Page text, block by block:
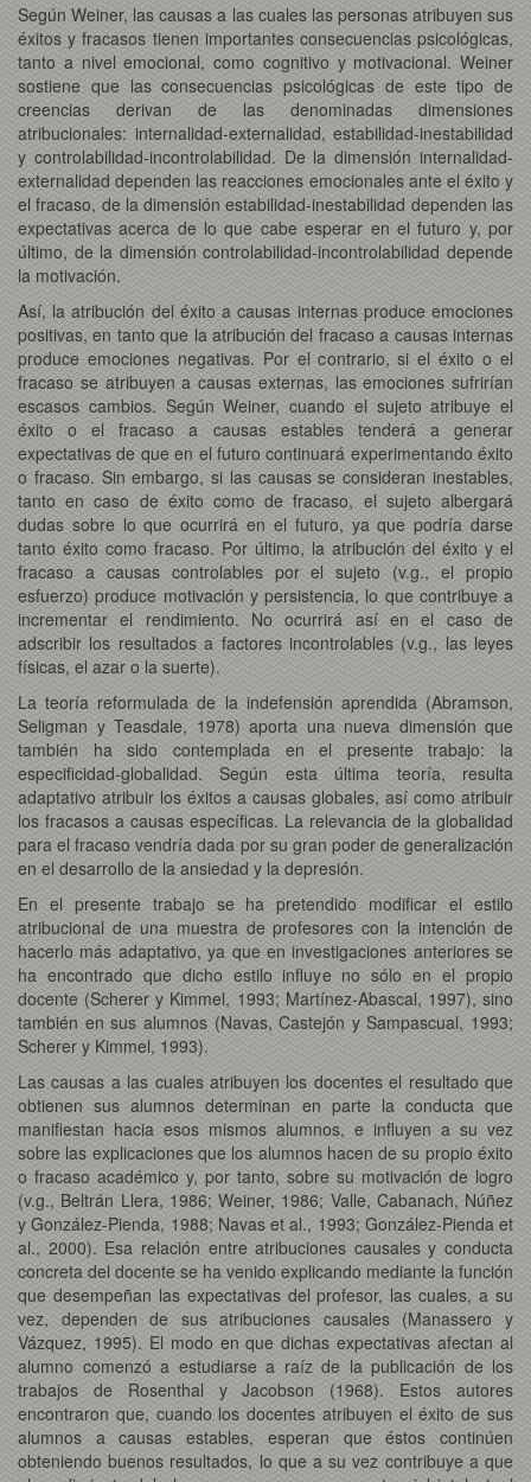
Según Weiner, las causas a las cuales las personas atribuyen sus
éxitos y fracasos tienen importantes consecuencias psicológicas,
tanto a nivel emocional, como cognitivo y motivacional. Weiner
sostiene que las consecuencias psicológicas de este tipo de
creencias derivan de las denominadas dimensiones
atribucionales: internalidad-externalidad, estabilidad-inestabilidad
y controlabilidad-incontrolabilidad. De la dimensión internalidad-
externalidad dependen las reacciones emocionales ante el éxito y
el fracaso, de la dimensión estabilidad-inestabilidad dependen las
expectativas acerca de lo que cabe esperar en el futuro y, por
último, de la dimensión controlabilidad-incontrolabilidad depende
la motivación.
Así, la atribución del éxito a causas internas produce emociones
positivas, en tanto que la atribución del fracaso a causas internas
produce emociones negativas. Por el contrario, si el éxito o el
fracaso se atribuyen a causas externas, las emociones sufrirían
escasos cambios. Según Weiner, cuando el sujeto atribuye el
éxito o el fracaso a causas estables tenderá a generar
expectativas de que en el futuro continuará experimentando éxito
o fracaso. Sin embargo, si las causas se consideran inestables,
tanto en caso de éxito como de fracaso, el sujeto albergará
dudas sobre lo que ocurrirá en el futuro, ya que podría darse
tanto éxito como fracaso. Por último, la atribución del éxito y el
fracaso a causas controlables por el sujeto (v.g., el propio
esfuerzo) produce motivación y persistencia, lo que contribuye a
incrementar el rendimiento. No ocurrirá así en el caso de
adscribir los resultados a factores incontrolables (v.g., las leyes
físicas, el azar o la suerte).
La teoría reformulada de la indefensión aprendida (Abramson,
Seligman y Teasdale, 1978) aporta una nueva dimensión que
también ha sido contemplada en el presente trabajo: la
especificidad-globalidad. Según esta última teoría, resulta
adaptativo atribuir los éxitos a causas globales, así como atribuir
los fracasos a causas específicas. La relevancia de la globalidad
para el fracaso vendría dada por su gran poder de generalización
en el desarrollo de la ansiedad y la depresión.
En el presente trabajo se ha pretendido modificar el estilo
atribucional de una muestra de profesores con la intención de
hacerlo más adaptativo, ya que en investigaciones anteriores se
ha encontrado que dicho estilo influye no sólo en el propio
docente (Scherer y Kimmel, 1993; Martínez-Abascal, 1997), sino
también en sus alumnos (Navas, Castejón y Sampascual, 1993;
Scherer y Kimmel, 1993).
Las causas a las cuales atribuyen los docentes el resultado que
obtienen sus alumnos determinan en parte la conducta que
manifiestan hacia esos mismos alumnos, e influyen a su vez
sobre las explicaciones que los alumnos hacen de su propio éxito
o fracaso académico y, por tanto, sobre su motivación de logro
(v.g., Beltrán Llera, 1986; Weiner, 1986; Valle, Cabanach, Núñez
y González-Pienda, 1988; Navas et al., 1993; González-Pienda et
al., 2000). Esa relación entre atribuciones causales y conducta
concreta del docente se ha venido explicando mediante la función
que desempeñan las expectativas del profesor, las cuales, a su
vez, dependen de sus atribuciones causales (Manassero y
Vázquez, 1995). El modo en que dichas expectativas afectan al
alumno comenzó a estudiarse a raíz de la publicación de los
trabajos de Rosenthal y Jacobson (1968). Estos autores
encontraron que, cuando los docentes atribuyen el éxito de sus
alumnos a causas estables, esperan que éstos continúen
obteniendo buenos resultados, lo que a su vez contribuye a que